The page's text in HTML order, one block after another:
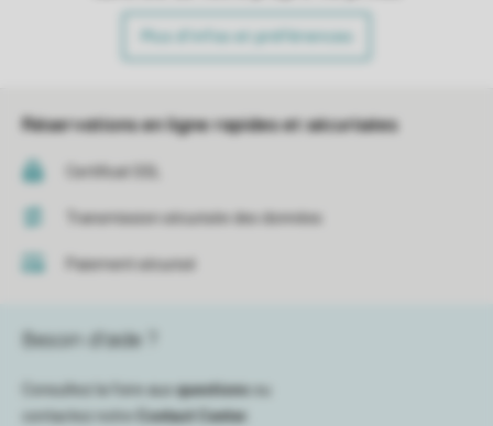
Plus d’infos et préférences
Réservations en ligne rapides et sécurisées
Certificat SSL
Transmission sécurisée des données
Paiement sécurisé
Besoin d’aide ?
Consultez la foire aux questions
contactez notre
Contact Center